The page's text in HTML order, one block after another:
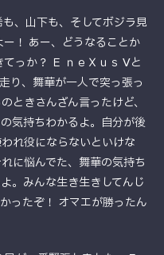
、山下も、そしてボジラ見
！ あー、どうなることか
っか？ Ｅ ｎｅＸｕｓ Ⅴと
り、舞華が一人で突っ張っ
ときさんざん言ったけど、
気持ちわかるよ。自分が後
れ役にならないといけな
に悩んでた、舞華の気持ち
。みんな生き生きしてんじ
ったぞ！ オマエが勝ったん